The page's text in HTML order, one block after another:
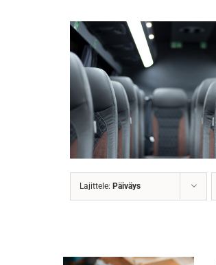
Lajittele: Päiväys